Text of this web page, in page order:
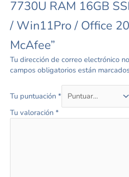
7730U RAM 16GB
/ Win11Pro / Office
McAfee”
Tu dirección de correo electrónico
campos obligatorios están
Tu puntuación *
Tu valoración *